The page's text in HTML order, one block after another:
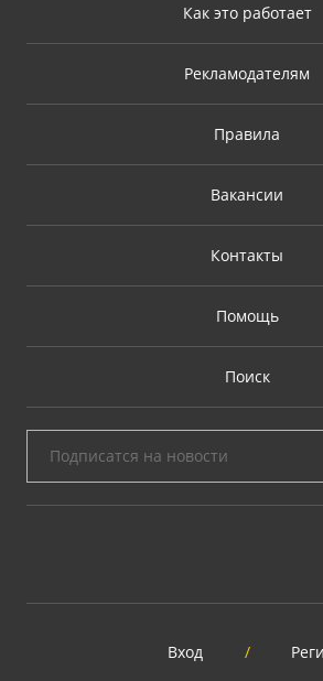
Как это работает
Рекламодателям
Правила
Вакансии
Контакты
Помощь
Поиск
Вход /